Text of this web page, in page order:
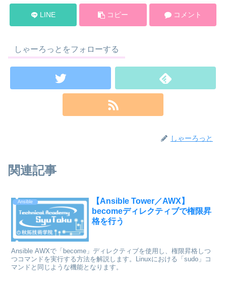
LINE コピー コメント
しゃーろっとをフォローする
しゃーろっと
関連記事
Ansible
【Ansible Tower／AWX】
becomeディレクティブで権限昇
格を行う
Ansible AWXで「become」ディレクティブを使用し、権限昇格しつ
つコマンドを実行する方法を解説します。Linuxにおける「sudo」コ
マンドと同じような機能となります。